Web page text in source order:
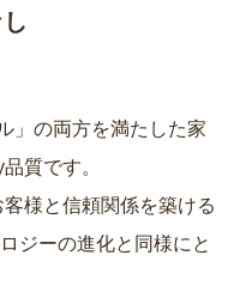
」の両方を満たした家
質です。
様と信頼関係を築ける